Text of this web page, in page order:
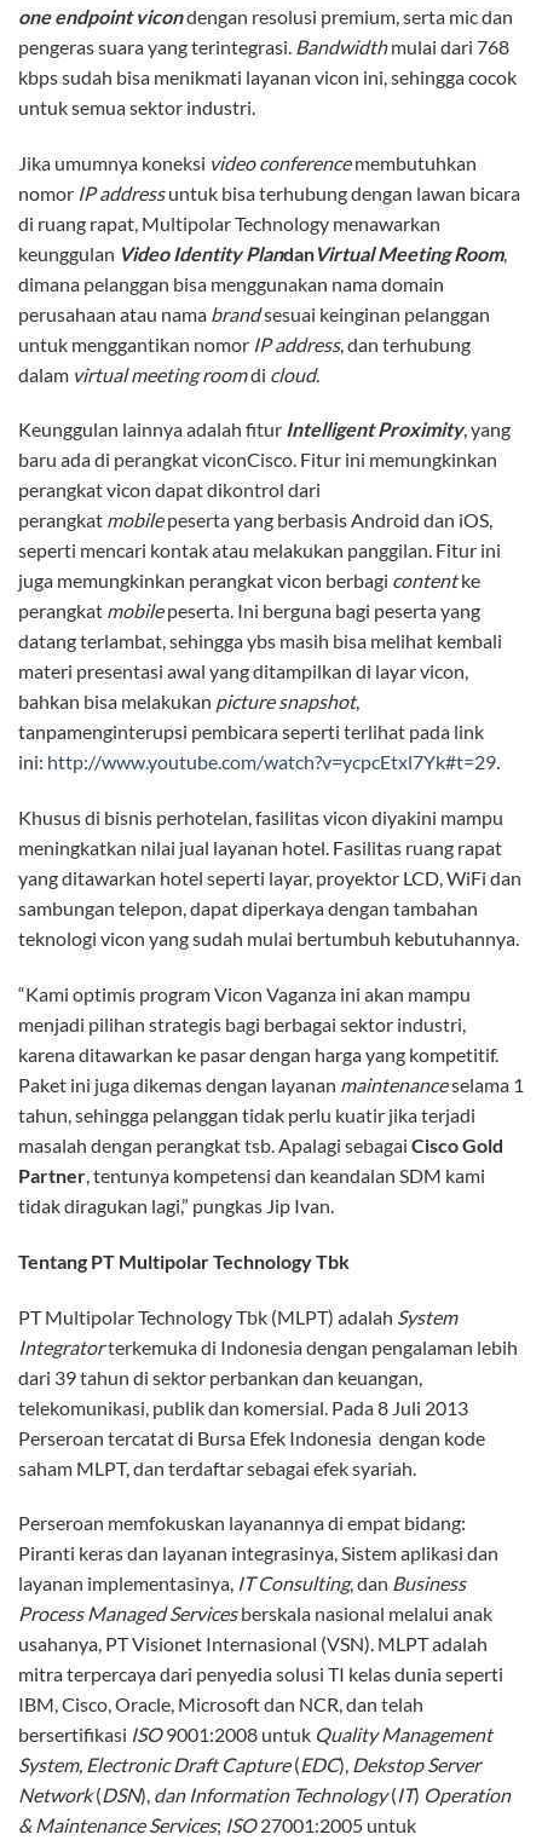
one endpoint vicondengan resolusi premium, serta mic dan
pengeras suara yang terintegrasi. Bandwidthmulai dari 768
kbps sudah bisa menikmati layanan vicon ini, sehingga cocok
untuk semua sektor industri.
Jika umumnya koneksi video conferencemembutuhkan
nomor IP addressuntuk bisa terhubung dengan lawan bicara
di ruang rapat, Multipolar Technology menawarkan
keunggulan Video Identity PlandanVirtual Meeting Room,
dimana pelanggan bisa menggunakan nama domain
perusahaan atau nama brandsesuai keinginan pelanggan
untuk menggantikan nomor IP address, dan terhubung
dalam virtualmeeting roomdi cloud.
Keunggulan lainnya adalah fitur Intelligent Proximity, yang
baru ada di perangkat viconCisco. Fitur ini memungkinkan
perangkat vicon dapat dikontrol dari
perangkat mobilepeserta yang berbasis Android dan iOS,
seperti mencari kontak atau melakukan panggilan. Fitur ini
juga memungkinkan perangkat vicon berbagi contentke
perangkat mobilepeserta. Ini berguna bagi peserta yang
datang terlambat, sehingga ybs masih bisa melihat kembali
materi presentasi awal yang ditampilkan di layar vicon,
bahkan bisa melakukan picture snapshot,
tanpamenginterupsi pembicara seperti terlihat pada link
ini: http://www.youtube.com/watch?v=ycpcEtxl7Yk#t=29.
Khusus di bisnis perhotelan, fasilitas vicon diyakini mampu
meningkatkan nilai jual layanan hotel. Fasilitas ruang rapat
yang ditawarkan hotel seperti layar, proyektor LCD, WiFi dan
sambungan telepon, dapat diperkaya dengan tambahan
teknologi vicon yang sudah mulai bertumbuh kebutuhannya.
“Kami optimis program Vicon Vaganza ini akan mampu
menjadi pilihan strategis bagi berbagai sektor industri,
karena ditawarkan ke pasar dengan harga yang kompetitif.
Paket ini juga dikemas dengan layanan maintenanceselama 1
tahun, sehingga pelanggan tidak perlu kuatir jika terjadi
masalah dengan perangkat tsb. Apalagi sebagai Cisco Gold
Partner, tentunya kompetensi dan keandalan SDM kami
tidak diragukan lagi,” pungkas Jip Ivan.
Tentang PT Multipolar Technology Tbk
PT Multipolar Technology Tbk (MLPT) adalah System
Integratorterkemuka di Indonesia dengan pengalaman lebih
dari 39 tahun di sektor perbankan dan keuangan,
telekomunikasi, publik dan komersial. Pada 8 Juli 2013
Perseroan tercatat di Bursa Efek Indonesia dengan kode
saham MLPT, dan terdaftar sebagai efek syariah.
Perseroan memfokuskan layanannya di empat bidang:
Piranti keras dan layanan integrasinya, Sistem aplikasi dan
layanan implementasinya, IT Consulting, dan Business
Process Managed Servicesberskala nasional melalui anak
usahanya, PT Visionet Internasional (VSN). MLPT adalah
mitra terpercaya dari penyedia solusi TI kelas dunia seperti
IBM, Cisco, Oracle, Microsoft dan NCR, dan telah
bersertifikasi ISO9001:2008 untuk Quality Management
System, Electronic Draft Capture(EDC), Dekstop Server
Network(DSN), dan Information Technology(IT) Operation
& Maintenance Services; ISO27001:2005 untuk